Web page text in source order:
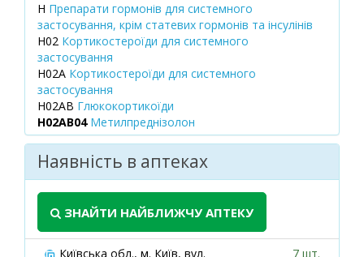
H Препарати гормонів для системного
застосування, крім статевих гормонів та інсулінів
H02 Кортикостероїди для системного
застосування
H02A Кортикостероїди для системного
застосування
H02AB Глюкокортикоїди
H02AB04 Метилпреднізолон
Наявність в аптеках
ЗНАЙТИ НАЙБЛИЖЧУ АПТЕКУ
Київська обл., м. Київ, вул.
7 шт.